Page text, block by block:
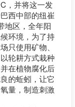
，并将这一发
西中部的纽崔
地区，全年阳
环境，为了持
只使用矿物、
轮耕方式栽种
在植物腐化后
的蚯蚓，让它
量，制造刺激